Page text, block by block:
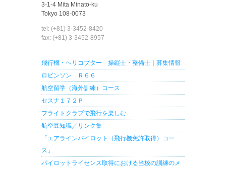
3-1-4 Mita Minato-ku
Tokyo 108-0073
tel: (+81) 3-3452-8420
fax: (+81) 3-3452-8957
飛行機・ヘリコプター 操縦士・整備士｜募集情報
ロビンソン Ｒ６６
航空留学（海外訓練）コース
セスナ１７２Ｐ
フライトクラブで飛行を楽しむ
航空豆知識／リンク集
「エアラインパイロット（飛行機免許取得）コー
ス」
パイロットライセンス取得における当校の訓練のメ